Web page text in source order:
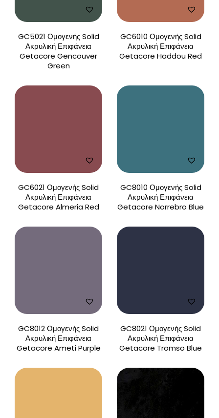
GC5021 Ομογενής Solid
Ακρυλική Επιφάνεια
Getacore Gencouver
Green
GC6010 Ομογενής Solid
Ακρυλική Επιφάνεια
Getacore Haddou Red
GC6021 Ομογενής Solid
Ακρυλική Επιφάνεια
Getacore Almeria Red
GC8010 Ομογενής Solid
Ακρυλική Επιφάνεια
Getacore Norrebro Blue
GC8012 Ομογενής Solid
Ακρυλική Επιφάνεια
Getacore Ameti Purple
GC8021 Ομογενής Solid
Ακρυλική Επιφάνεια
Getacore Tromso Blue